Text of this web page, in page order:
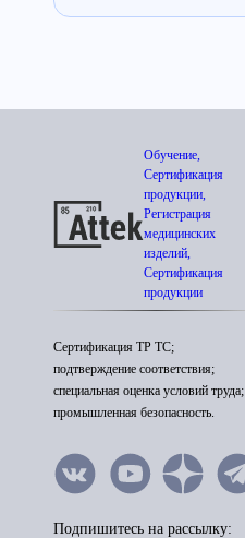
Обучение,
Сертификация
продукции,
Регистрация
медицинских
изделий,
Сертификация
продукции
Сертификация ТР ТС;
подтверждение соответствия;
специальная оценка условий труда;
промышленная безопасность.
Подпишитесь на рассылку: